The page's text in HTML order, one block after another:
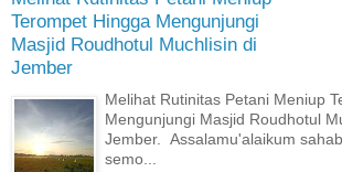
Terompet Hingga Mengunjungi
Masjid Roudhotul Muchlisin di
Jember
Melihat Rutinitas Petani Meniup
Mengunjungi Masjid Roudhotul
Jember. Assalamu'alaikum
semo...